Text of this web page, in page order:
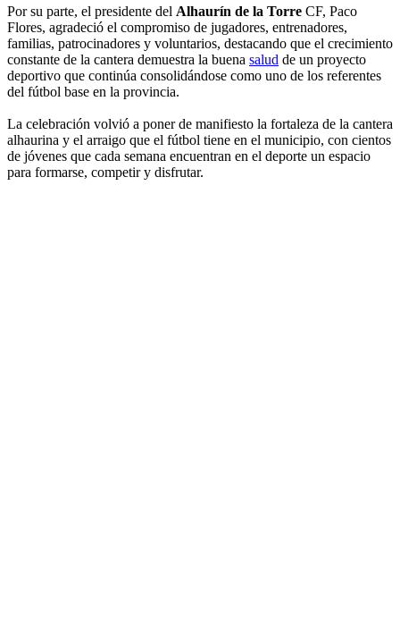
Por su parte, el presidente del Alhaurín de la Torre CF, Paco
Flores, agradeció el compromiso de jugadores, entrenadores,
familias, patrocinadores y voluntarios, destacando que el crecimiento
constante de la cantera demuestra la buena salud de un proyecto
deportivo que continúa consolidándose como uno de los referentes
del fútbol base en la provincia.
La celebración volvió a poner de manifiesto la fortaleza de la cantera
alhaurina y el arraigo que el fútbol tiene en el municipio, con cientos
de jóvenes que cada semana encuentran en el deporte un espacio
para formarse, competir y disfrutar.